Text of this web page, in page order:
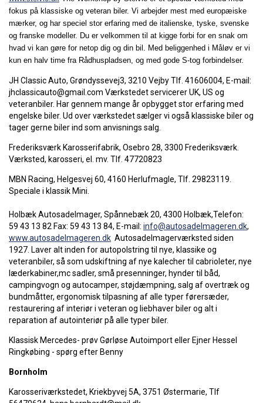
fokus på klassiske og veteran biler. Vi arbejder mest med europæiske
mærker, og har speciel stor erfaring med de italienske, tyske, svenske
og franske modeller. Du er velkommen til at kigge forbi for en snak om
hvad vi kan gøre for netop dig og din bil. Med beliggenhed i Måløv er vi
kun en halv time fra Rådhuspladsen, og med gode S-tog forbindelser.
JH Classic Auto, Grøndyssevej3, 3210 Vejby Tlf. 41606004, E-mail:
jhclassicauto@gmail.com Værkstedet servicerer UK, US og
veteranbiler. Har gennem mange år opbygget stor erfaring med
engelske biler. Ud over værkstedet sælger vi også klassiske biler og
tager gerne biler ind som anvisnings salg.
Frederiksværk Karosserifabrik, Osebro 28, 3300 Frederiksværk.
Værksted, karosseri, el. mv. Tlf. 47720823
MBN Racing, Helgesvej 60, 4160 Herlufmagle, Tlf. 29823119.
Speciale i klassik Mini.
Holbæk Autosadelmager, Spånnebæk 20, 4300 Holbæk,Telefon:
59 43 13 82 Fax: 59 43 13 84, E-mail: info@autosadelmageren.dk,
www.autosadelmageren.dk Autosadelmagerværksted siden
1927. Laver alt inden for autopolstring til nye, klassike og
veteranbiler, så som udskiftning af nye kalecher til cabrioleter, nye
læderkabiner,mc sadler, små presenninger, hynder til båd,
campingvogn og autocamper, støjdæmpning, salg af overtræk og
bundmåtter, ergonomisk tilpasning af alle typer førersæder,
restaurering af interiør i veteran og liebhaver biler og alt i
reparation af autointeriør på alle typer biler.
Klassisk Mercedes- prøv Gørløse Autoimport eller Ejner Hessel
Ringkøbing - spørg efter Benny
Bornholm
Karosseriværkstedet, Kriekbyvej 5A, 3751 Østermarie, Tlf